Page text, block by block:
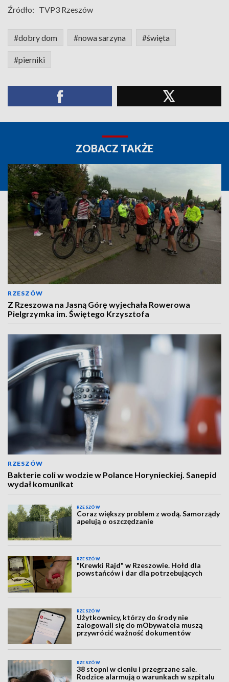
Źródło: TVP3 Rzeszów
#dobry dom #nowa sarzyna #święta
#pierniki
ZOBACZ TAKŻE
RZESZÓW
Z Rzeszowa na Jasną Górę wyjechała Rowerowa
Pielgrzymka im. Świętego Krzysztofa
RZESZÓW
Bakterie coli w wodzie w Polance Horynieckiej. Sanepid
wydał komunikat
RZESZÓW
Coraz większy problem z wodą. Samorządy
apelują o oszczędzanie
RZESZÓW
"Krewki Rajd" w Rzeszowie. Hołd dla
powstańców i dar dla potrzebujących
RZESZÓW
Użytkownicy, którzy do środy nie
zalogowali się do mObywatela muszą
przywrócić ważność dokumentów
RZESZÓW
38 stopni w cieniu i przegrzane sale.
Rodzice alarmują o warunkach w szpitalu